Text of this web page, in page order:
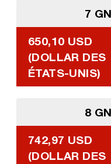
7
650,10 USD
(DOLLAR DES
ÉTATS-UNIS)
8
742,97 USD
(DOLLAR DES